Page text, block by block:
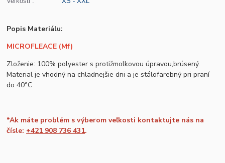
Popis Materiálu:
MICROFLEACE (Mf)
Zloženie: 100% polyester s protižmolkovou úpravou,brúsený.
Material je vhodný na chladnejšie dni a je stálofarebný pri praní
do 40°C
*Ak máte problém s výberom veľkosti kontaktujte nás na
čísle: +421 908 736 431.